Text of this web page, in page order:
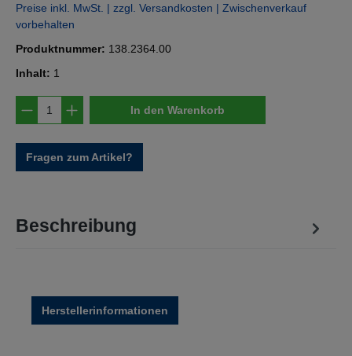
Preise inkl. MwSt. | zzgl. Versandkosten | Zwischenverkauf
vorbehalten
Produktnummer: 138.2364.00
Inhalt: 1
Produkt Anzahl: Gib den gewünschten
In den Warenkorb
Fragen zum Artikel?
Beschreibung
Herstellerinformationen